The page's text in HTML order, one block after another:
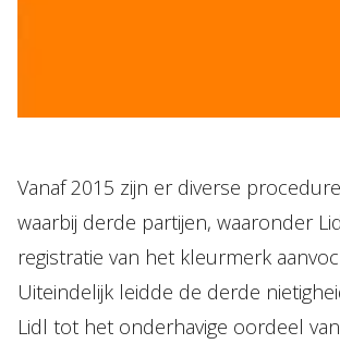
Vanaf 2015 zijn er diverse
waarbij derde partijen, waaronder
registratie van het kleurmerk
Uiteindelijk leidde de derde
Lidl tot het onderhavige oordeel